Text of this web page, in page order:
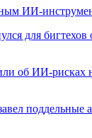
ИИ-
для бигтехов
об ИИ-рисках
поддельные